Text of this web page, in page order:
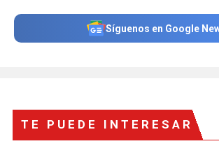
Síguenos en Google
TE PUEDE INTERESAR